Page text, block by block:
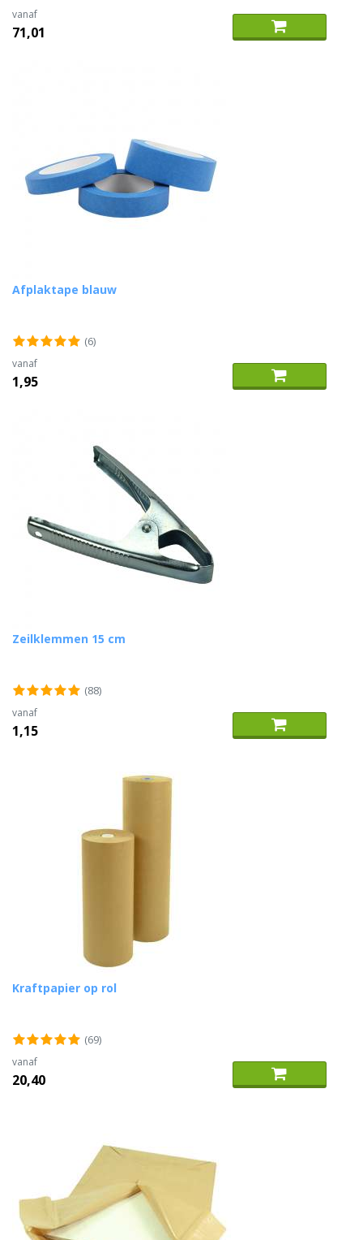
vanaf
71,01
Afplaktape blauw
(6)
vanaf
1,95
Zeilklemmen 15 cm
(88)
vanaf
1,15
Kraftpapier op rol
(69)
vanaf
20,40